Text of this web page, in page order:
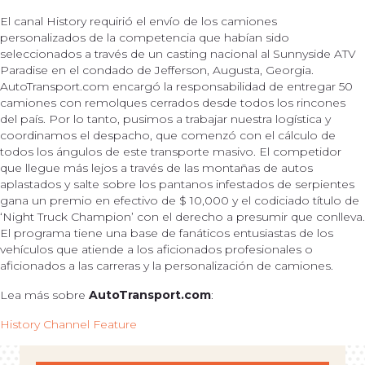
El canal History requirió el envío de los camiones
personalizados de la competencia que habían sido
seleccionados a través de un casting nacional al Sunnyside ATV
Paradise en el condado de Jefferson, Augusta, Georgia.
AutoTransport.com encargó la responsabilidad de entregar 50
camiones con remolques cerrados desde todos los rincones
del país. Por lo tanto, pusimos a trabajar nuestra logística y
coordinamos el despacho, que comenzó con el cálculo de
todos los ángulos de este transporte masivo. El competidor
que llegue más lejos a través de las montañas de autos
aplastados y salte sobre los pantanos infestados de serpientes
gana un premio en efectivo de $ 10,000 y el codiciado título de
‘Night Truck Champion’ con el derecho a presumir que conlleva.
El programa tiene una base de fanáticos entusiastas de los
vehículos que atiende a los aficionados profesionales o
aficionados a las carreras y la personalización de camiones.
Lea más sobre AutoTransport.com:
History Channel Feature